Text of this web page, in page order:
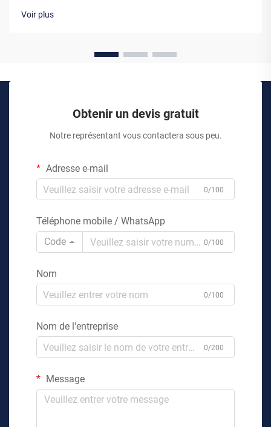
Voir plus
Obtenir un devis gratuit
Notre représentant vous contactera sous peu.
Adresse e-mail
0/100
Téléphone mobile / WhatsApp
Code
0/100
Nom
0/100
Nom de l'entreprise
0/200
Message